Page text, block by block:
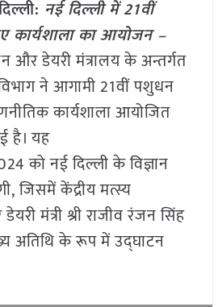
नई दिल्ली में 21वीं
का आयोजन –
और डेयरी मंत्रालय के अन्तर्गत
ने आगामी 21वीं पशुधन
कार्यशाला आयोजित
है। यह
को नई दिल्ली के विज्ञान
जिसमें केंद्रीय मत्स्य
मंत्री श्री राजीव रंजन सिंह
अतिथि के रूप में उद्घाटन